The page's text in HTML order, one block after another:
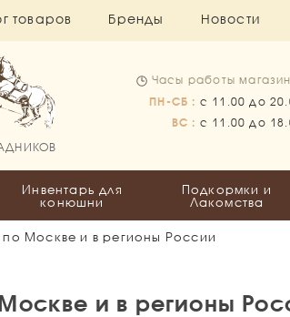
товаров Бренды Новости
Часы работы
ПН-СБ : с 11.00 до
ВС : с 11.00 до
Инвентарь для
конюшни
Подкормки и
Лакомства
по Москве и в регионы России
и в регионы